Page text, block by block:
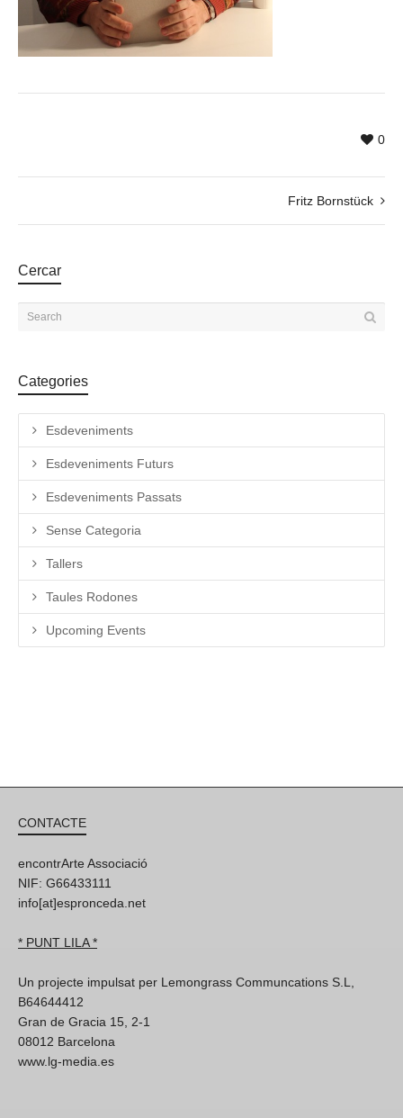
0
Fritz Bornstück
Cercar
Categories
Esdeveniments
Esdeveniments Futurs
Esdeveniments Passats
Sense Categoria
Tallers
Taules Rodones
Upcoming Events
CONTACTE
encontrArte Associació
NIF: G66433111
info[at]espronceda.net
* PUNT LILA *
Un projecte impulsat per Lemongrass Communcations S.L,
B64644412
Gran de Gracia 15, 2-1
08012 Barcelona
www.lg-media.es